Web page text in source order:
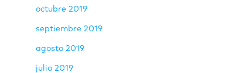
octubre 2019
septiembre 2019
agosto 2019
julio 2019